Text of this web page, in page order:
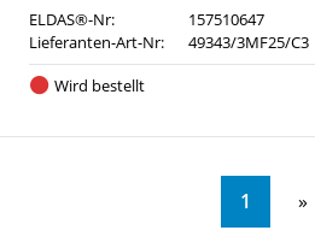
ELDAS®-Nr:
157510647
Lieferanten-Art-Nr:
49343/3MF25/C3
Wird bestellt
1